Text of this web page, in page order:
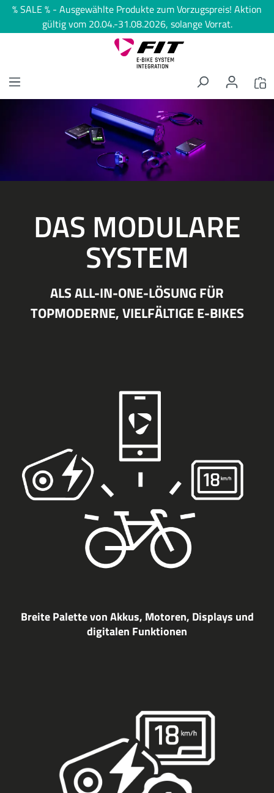
springen
% SALE % - Ausgewählte Produkte zum Vorzugspreis! Aktion
gültig vom 20.04.-31.08.2026, solange Vorrat.
Bildergalerie überspringen
DAS MODULARE
SYSTEM
ALS ALL-IN-ONE-LÖSUNG FÜR
TOPMODERNE, VIELFÄLTIGE E-BIKES
Breite Palette von Akkus, Motoren, Displays und
digitalen Funktionen